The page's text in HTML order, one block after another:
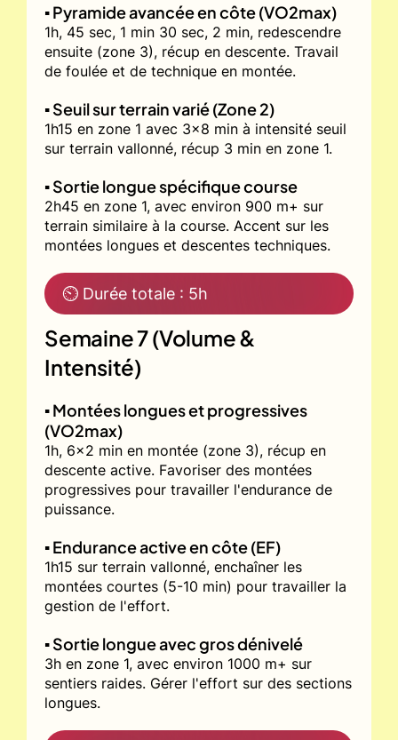
▪️ Pyramide avancée en côte (VO2max)
1h, 45 sec, 1 min 30 sec, 2 min, redescendre
ensuite (zone 3), récup en descente. Travail
de foulée et de technique en montée.
▪️ Seuil sur terrain varié (Zone 2)
1h15 en zone 1 avec 3x8 min à intensité seuil
sur terrain vallonné, récup 3 min en zone 1.
▪️ Sortie longue spécifique course
2h45 en zone 1, avec environ 900 m+ sur
terrain similaire à la course. Accent sur les
montées longues et descentes techniques.
⏲ Durée totale : 5h
Semaine 7 (Volume &
Intensité)
▪️ Montées longues et progressives
(VO2max)
1h, 6x2 min en montée (zone 3), récup en
descente active. Favoriser des montées
progressives pour travailler l'endurance de
puissance.
▪️ Endurance active en côte (EF)
1h15 sur terrain vallonné, enchaîner les
montées courtes (5-10 min) pour travailler la
gestion de l'effort.
▪️ Sortie longue avec gros dénivelé
3h en zone 1, avec environ 1000 m+ sur
sentiers raides. Gérer l'effort sur des sections
longues.